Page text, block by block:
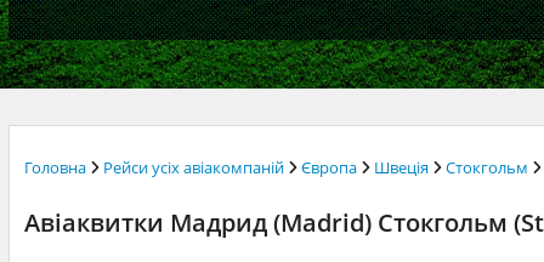
Головна Рейси усіх авіакомпаній Європа Швеція Стокгольм
Авіаквитки Мадрид (Madrid) Стокгольм